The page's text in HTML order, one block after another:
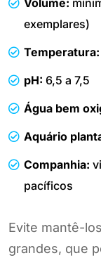
Volume:
exemplares)
Temperatura:
pH: 6,5 a 7,5
Água bem
Aquário
Companhia:
pacíficos
Evite mantê-
grandes, que